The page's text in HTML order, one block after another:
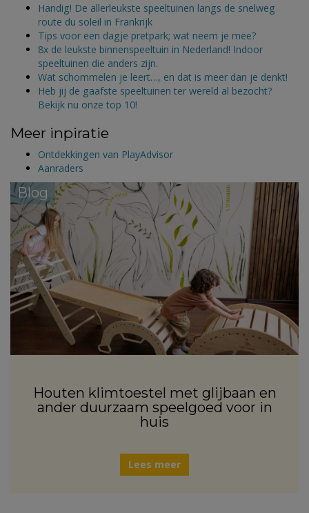
Handig! De allerleukste speeltuinen langs de snelweg
route du soleil in Frankrijk
Tips voor een dagje pretpark; wat neem je mee?
8x de leukste binnenspeeltuin in Nederland! Indoor
speeltuinen die anders zijn.
Wat schommelen je leert…, en dat is meer dan je denkt!
Heb jij de gaafste speeltuinen ter wereld al bezocht?
Bekijk nu onze top 10!
Meer inpiratie
Ontdekkingen van PlayAdvisor
Aanraders
Blog
Houten klimtoestel met glijbaan en
ander duurzaam speelgoed voor in
huis
Lees meer